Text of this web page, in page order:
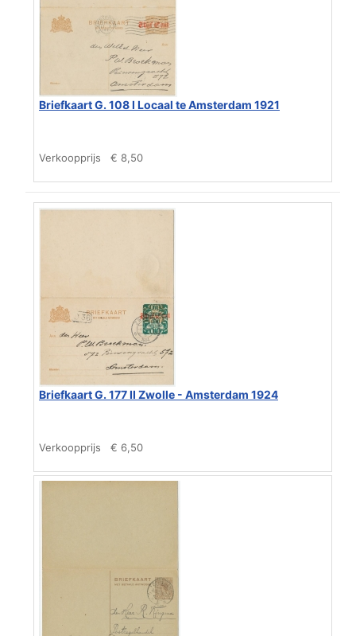
Briefkaart G. 108 I Locaal te Amsterdam 1921
Verkoopprijs € 8,50
Briefkaart G. 177 II Zwolle - Amsterdam 1924
Verkoopprijs € 6,50